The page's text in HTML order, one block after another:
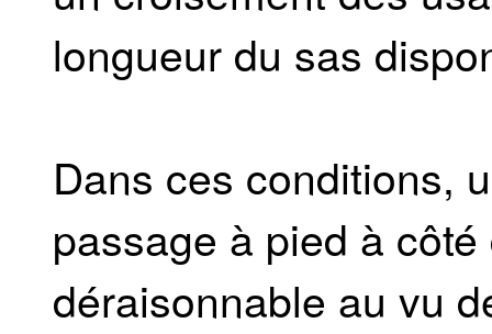
longueur du sas
Dans ces conditions,
passage à pied à
déraisonnable au vu